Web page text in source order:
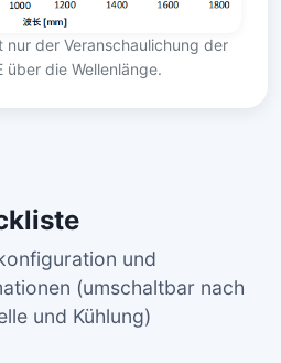
der Veranschaulichung der
über die Wellenlänge.
und
(umschaltbar nach
und Kühlung)